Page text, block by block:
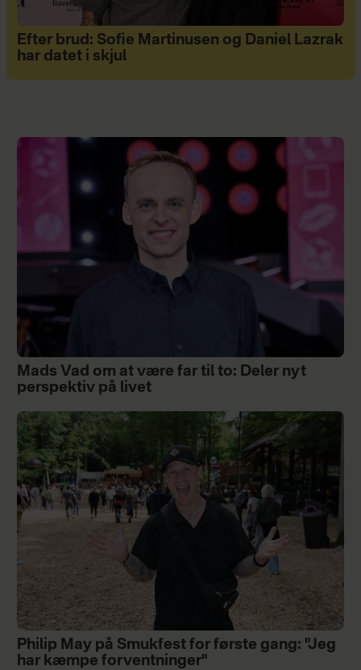
Efter brud: Sofie Martinusen og Daniel Lazrak
har datet i skjul
Mads Vad om at være far til to: Deler nyt
perspektiv på livet
Philip May på Smukfest for første gang: "Jeg
har kæmpe forventninger"